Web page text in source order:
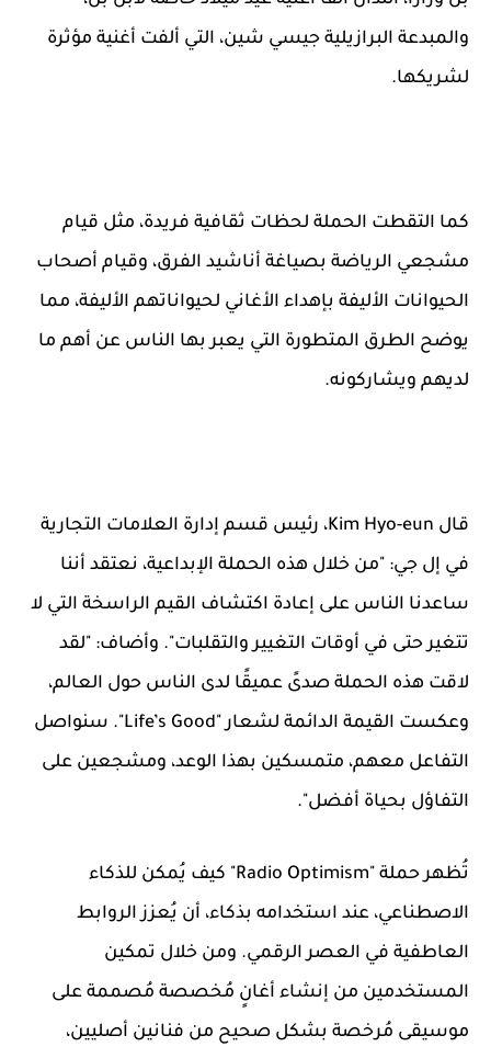
والمبدعة البرازيلية جيسي شين، التي ألفت أغنية مؤثرة
لشريكها.
كما التقطت الحملة لحظات ثقافية فريدة، مثل قيام
مشجعي الرياضة بصياغة أناشيد الفرق، وقيام أصحاب
الحيوانات الأليفة بإهداء الأغاني لحيواناتهم الأليفة، مما
يوضح الطرق المتطورة التي يعبر بها الناس عن أهم ما
لديهم ويشاركونه.
قال Kim Hyo-eun، رئيس قسم إدارة العلامات التجارية
في إل جي: "من خلال هذه الحملة الإبداعية، نعتقد أننا
ساعدنا الناس على إعادة اكتشاف القيم الراسخة التي لا
تتغير حتى في أوقات التغيير والتقلبات". وأضاف: "لقد
لاقت هذه الحملة صدىً عميقًا لدى الناس حول العالم،
وعكست القيمة الدائمة لشعار "Life’s Good". سنواصل
التفاعل معهم، متمسكين بهذا الوعد، ومشجعين على
التفاؤل بحياة أفضل".
تُظهر حملة "Radio Optimism" كيف يُمكن للذكاء
الاصطناعي، عند استخدامه بذكاء، أن يُعزز الروابط
العاطفية في العصر الرقمي. ومن خلال تمكين
المستخدمين من إنشاء أغانٍ مُخصصة مُصممة على
موسيقى مُرخصة بشكل صحيح من فنانين أصليين،